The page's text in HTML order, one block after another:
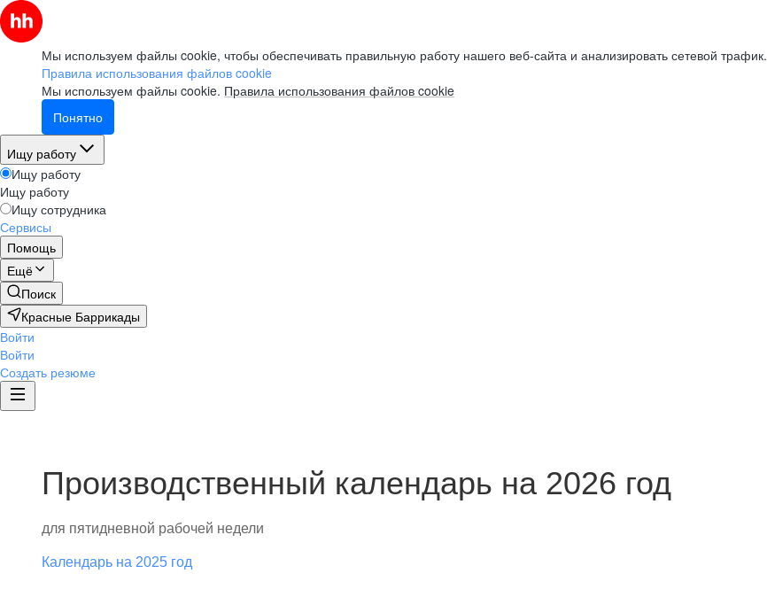
Мы используем файлы cookie, чтобы обеспечивать правильную работу нашего веб-сайта и анализировать сетевой трафик.
Правила использования файлов cookie
Мы используем файлы cookie. Правила использования файлов cookie
Понятно
Ищу работу
Ищу работу
Ищу работу
Ищу сотрудника
Сервисы
Помощь
Ещё
Поиск
Красные Баррикады
Войти
Войти
Создать резюме
Производственный календарь на 2026 год
для пятидневной рабочей недели
Календарь на 2025 год